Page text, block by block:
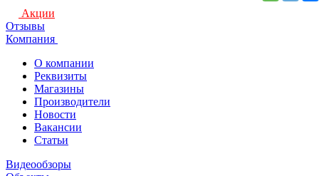
Акции
Отзывы
Компания
О компании
Реквизиты
Магазины
Производители
Новости
Вакансии
Статьи
Видеообзоры